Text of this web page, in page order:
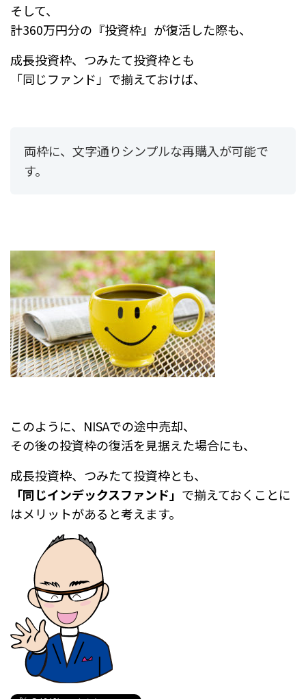
そして、
計360万円分の『投資枠』が復活した際も、
成長投資枠、つみたて投資枠とも
「同じファンド」で揃えておけば、
両枠に、文字通りシンプルな再購入が可能で
す。
このように、NISAでの途中売却、
その後の投資枠の復活を見据えた場合にも、
成長投資枠、つみたて投資枠とも、
「同じインデックスファンド」 で揃えておくことに
はメリットがあると考えます。